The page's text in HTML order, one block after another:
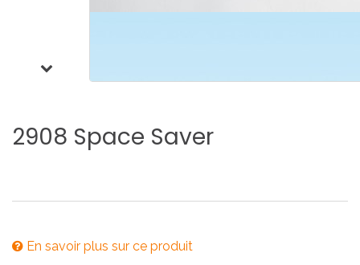
2908 Space Saver
En savoir plus sur ce produit